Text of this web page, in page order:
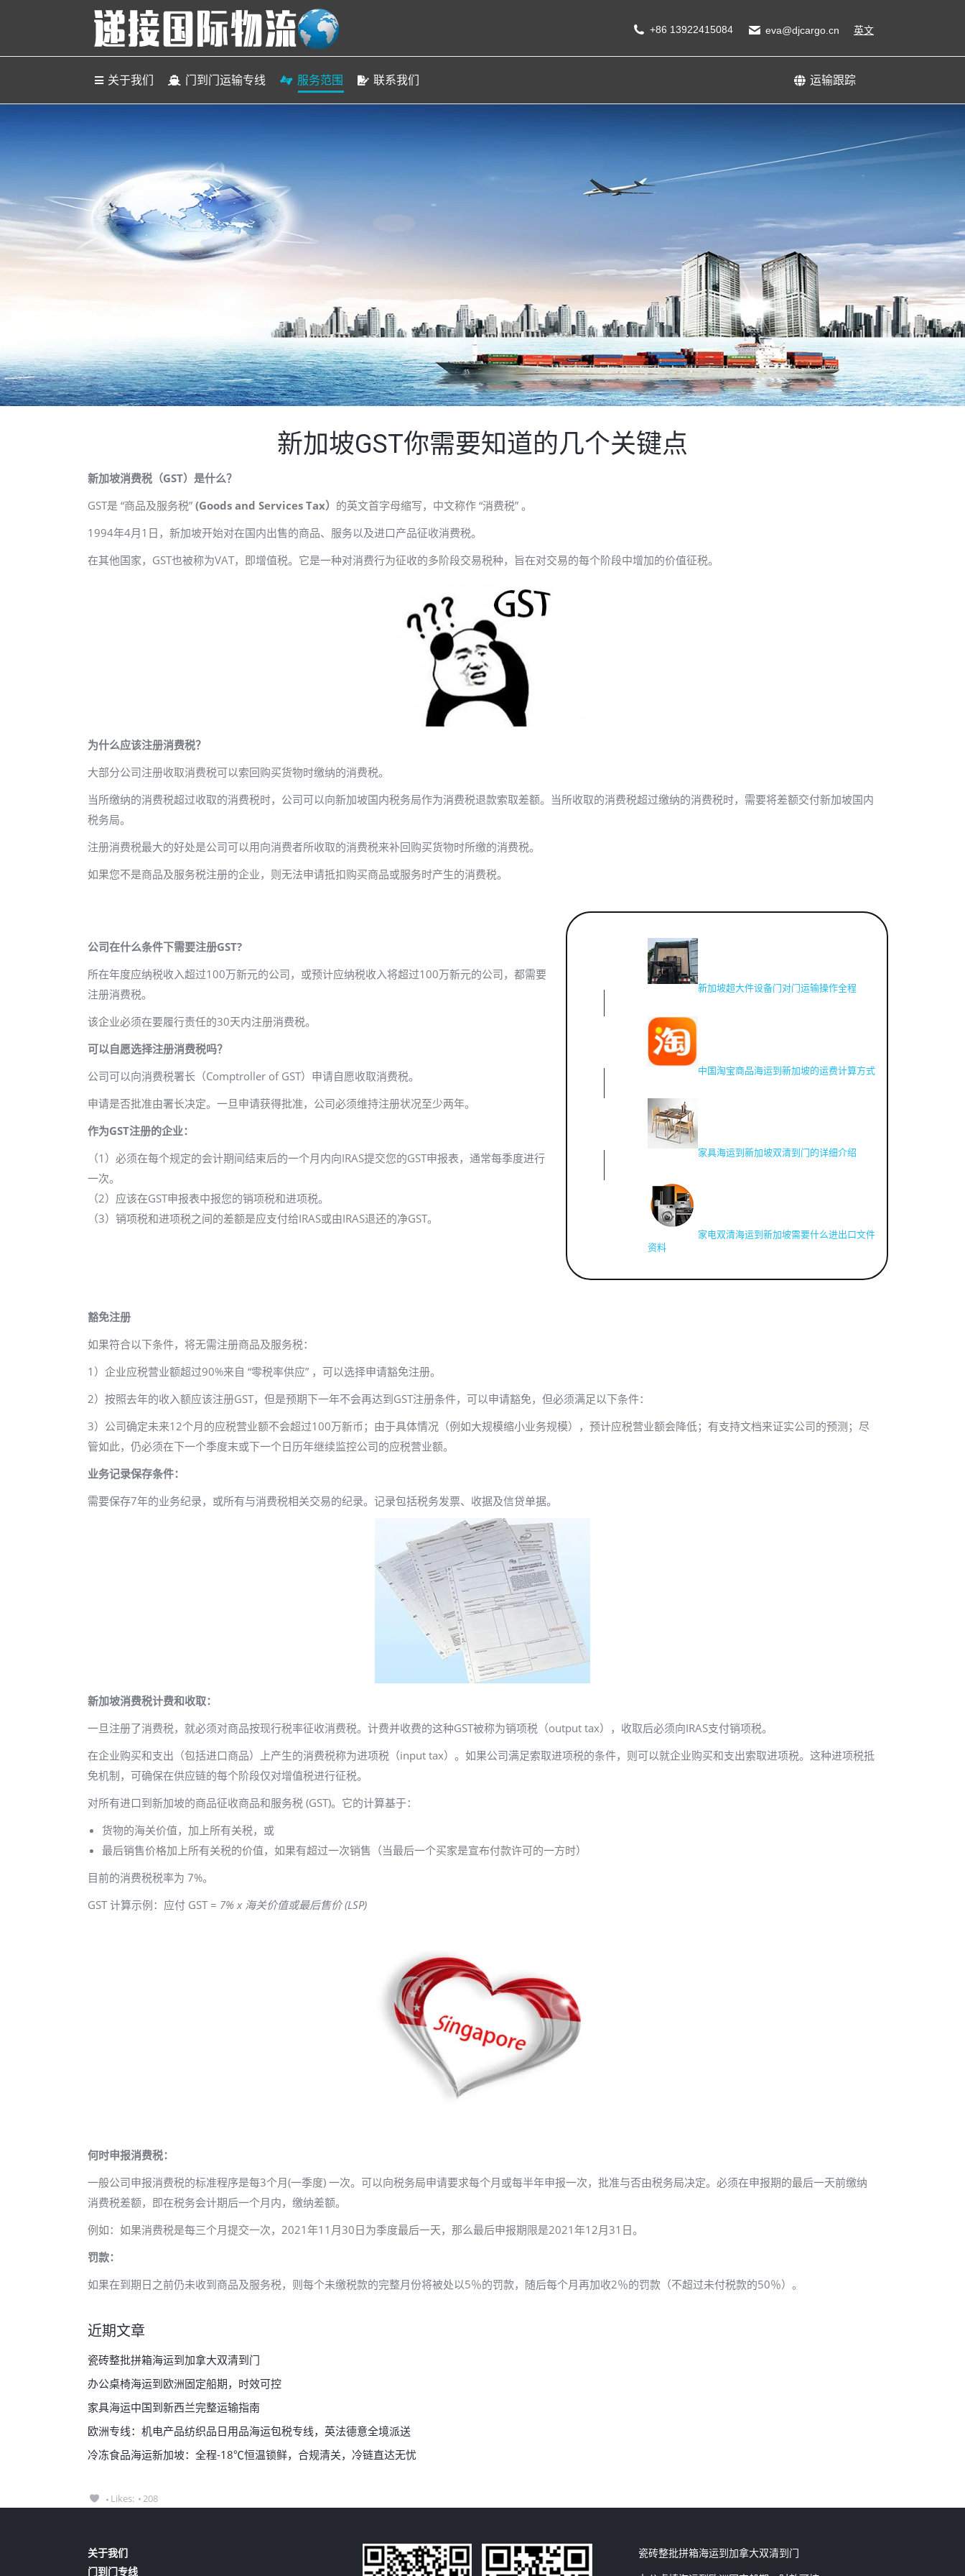
+86 13922415084 eva@djcargo.cn 英文
关于我们 门到门运输专线 服务范围 联系我们 运输跟踪
新加坡GST你需要知道的几个关键点
新加坡消费税（GST）是什么？
GST是 “商品及服务税” (Goods and Services Tax） 的英文首字母缩写，中文称作 “消费税” 。
1994年4月1日，新加坡开始对在国内出售的商品、服务以及进口产品征收消费税。
在其他国家，GST也被称为VAT，即增值税。它是一种对消费行为征收的多阶段交易税种，旨在对交易的每个阶段中增加的价值征税。
为什么应该注册消费税？
大部分公司注册收取消费税可以索回购买货物时缴纳的消费税。
当所缴纳的消费税超过收取的消费税时，公司可以向新加坡国内税务局作为消费税退款索取差额。当所收取的消费税超过缴纳的消费税时，需要将差额交付新加坡国内
税务局。
注册消费税最大的好处是公司可以用向消费者所收取的消费税来补回购买货物时所缴的消费税。
如果您不是商品及服务税注册的企业，则无法申请抵扣购买商品或服务时产生的消费税。
公司在什么条件下需要注册GST?
所在年度应纳税收入超过100万新元的公司，或预计应纳税收入将超过100万新元的公司，都需要
注册消费税。
该企业必须在要履行责任的30天内注册消费税。
可以自愿选择注册消费税吗？
公司可以向消费税署长（Comptroller of GST）申请自愿收取消费税。
申请是否批准由署长决定。一旦申请获得批准，公司必须维持注册状况至少两年。
作为GST注册的企业：
（1）必须在每个规定的会计期间结束后的一个月内向IRAS提交您的GST申报表，通常每季度进行
一次。
（2）应该在GST申报表中报您的销项税和进项税。
（3）销项税和进项税之间的差额是应支付给IRAS或由IRAS退还的净GST。
新加坡超大件设备门对门运输操作全程
中国淘宝商品海运到新加坡的运费计算方式
家具海运到新加坡双清到门的详细介绍
家电双清海运到新加坡需要什么进出口文件
资料
豁免注册
如果符合以下条件，将无需注册商品及服务税：
1）企业应税营业额超过90%来自 “零税率供应” ，可以选择申请豁免注册。
2）按照去年的收入额应该注册GST，但是预期下一年不会再达到GST注册条件，可以申请豁免，但必须满足以下条件：
3）公司确定未来12个月的应税营业额不会超过100万新币； 由于具体情况（例如大规模缩小业务规模），预计应税营业额会降低； 有支持文档来证实公司的预测； 尽
管如此，仍必须在下一个季度末或下一个日历年继续监控公司的应税营业额。
业务记录保存条件：
需要保存7年的业务纪录，或所有与消费税相关交易的纪录。记录包括税务发票、收据及信贷单据。
新加坡消费税计费和收取：
一旦注册了消费税，就必须对商品按现行税率征收消费税。计费并收费的这种GST被称为销项税（output tax），收取后必须向IRAS支付销项税。
在企业购买和支出（包括进口商品）上产生的消费税称为进项税（input tax）。如果公司满足索取进项税的条件，则可以就企业购买和支出索取进项税。这种进项税抵
免机制，可确保在供应链的每个阶段仅对增值税进行征税。
对所有进口到新加坡的商品征收商品和服务税 (GST)。它的计算基于：
货物的海关价值，加上所有关税，或
最后销售价格加上所有关税的价值，如果有超过一次销售（当最后一个买家是宣布付款许可的一方时）
目前的消费税税率为 7%。
GST 计算示例：应付 GST = 7% x 海关价值或最后售价 (LSP)
何时申报消费税：
一般公司申报消费税的标准程序是每3个月(一季度) 一次。 可以向税务局申请要求每个月或每半年申报一次，批准与否由税务局决定。必须在申报期的最后一天前缴纳
消费税差额，即在税务会计期后一个月内，缴纳差额。
例如：如果消费税是每三个月提交一次，2021年11月30日为季度最后一天，那么最后申报期限是2021年12月31日。
罚款：
如果在到期日之前仍未收到商品及服务税，则每个未缴税款的完整月份将被处以5％的罚款，随后每个月再加收2％的罚款（不超过未付税款的50％）。
近期文章
瓷砖整批拼箱海运到加拿大双清到门
办公桌椅海运到欧洲固定船期，时效可控
家具海运中国到新西兰完整运输指南
欧洲专线：机电产品纺织品日用品海运包税专线，英法德意全境派送
冷冻食品海运新加坡：全程-18℃恒温锁鲜，合规清关，冷链直达无忧
Likes: 208
关于我们
门到门专线
瓷砖整批拼箱海运到加拿大双清到门
关于我们 运输跟踪